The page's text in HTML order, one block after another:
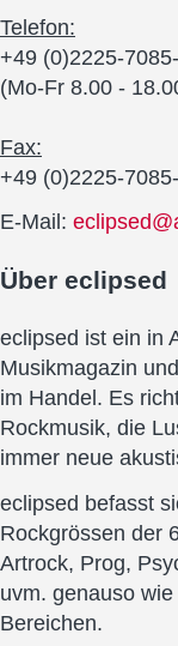
Telefon:
+49 (0)2225-
(Mo-Fr 8.00 -
Fax:
+49 (0)2225-
E-Mail:
Über eclipsed
eclipsed ist ein in
Musikmagazin
im Handel. Es
Rockmusik, die
immer neue
eclipsed befasst
Rockgrössen der
Artrock, Prog,
uvm. genauso
Bereichen.